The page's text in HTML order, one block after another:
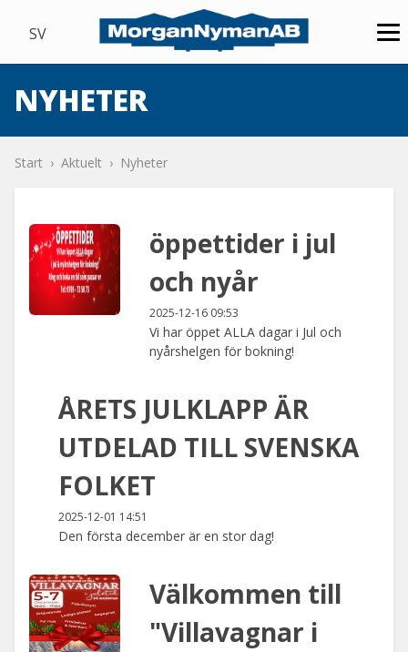
SV
NYHETER
Start Aktuelt Nyheter
öppettider i jul
och nyår
2025-12-16 09:53
Vi har öppet ALLA dagar i Jul och
nyårshelgen för bokning!
ÅRETS JULKLAPP ÄR
UTDELAD TILL SVENSKA
FOLKET
2025-12-01 14:51
Den första december är en stor dag!
Välkommen till
"Villavagnar i